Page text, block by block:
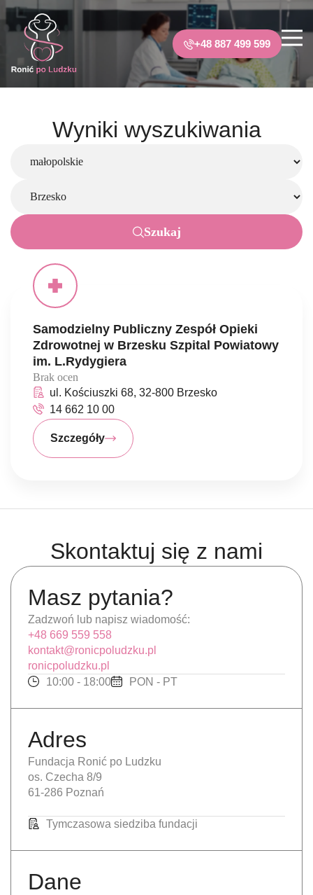
+48 887 499 599
Wyniki wyszukiwania
Szukaj
Samodzielny Publiczny Zespół Opieki
Zdrowotnej w Brzesku Szpital Powiatowy
im. L.Rydygiera
Brak ocen
ul. Kościuszki 68, 32-800 Brzesko
14 662 10 00
Szczegóły
Skontaktuj się z nami
Masz pytania?
Zadzwoń lub napisz wiadomość:
+48 669 559 558
kontakt@ronicpoludzku.pl
ronicpoludzku.pl
10:00 - 18:00
PON - PT
Adres
Fundacja Ronić po Ludzku
os. Czecha 8/9
61-286 Poznań
Tymczasowa siedziba fundacji
Dane